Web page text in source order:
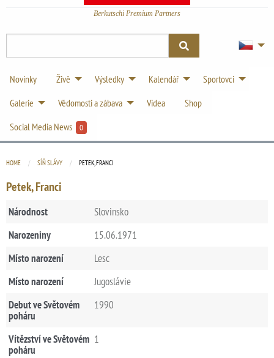
Berkutschi Premium Partners
Novinky Živě Výsledky Kalendář
Sportovci
Galerie
Vědomosti a zábava Videa
Shop
Social Media News
0
HOME SÍŇ SLÁVY CURRENT:
PETEK, FRANCI
Petek, Franci
Národnost
Slovinsko
Narozeniny
15.06.1971
Místo narození
Lesc
Místo narození
Jugoslávie
Debut ve Světovém
poháru
1990
Vítězství ve Světovém
poháru
1